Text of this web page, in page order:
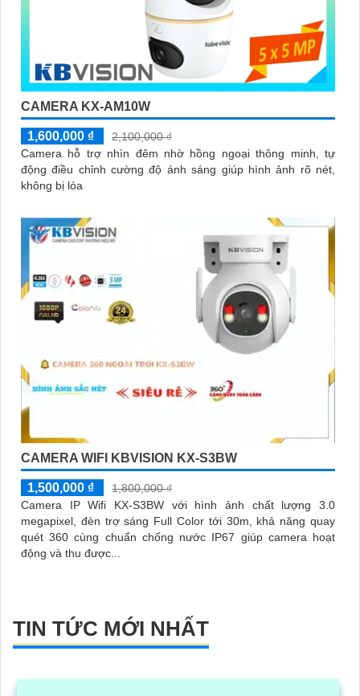
CAMERA KX-AM10W
1,600,000 ₫
2,100,000 ₫
Camera hỗ trợ nhìn đêm nhờ hồng ngoại thông minh, tự
động điều chỉnh cường độ ánh sáng giúp hình ảnh rõ nét,
không bị lóa
CAMERA WIFI KBVISION KX-S3BW
1,500,000 ₫
1,800,000 ₫
Camera IP Wifi KX-S3BW với hình ảnh chất lượng 3.0
megapixel, đèn trợ sáng Full Color tới 30m, khả năng quay
quét 360 cùng chuẩn chống nước IP67 giúp camera hoạt
động và thu được...
TIN TỨC MỚI NHẤT